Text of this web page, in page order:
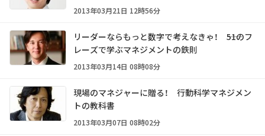
2013年03月21日 12時56分
リーダーならもっと数字で考えなきゃ！ ――51のフ
レーズで学ぶマネジメントの鉄則
2013年03月14日 08時08分
現場のマネジャーに贈る！ 行動科学マネジメン
トの教科書
2013年03月07日 08時02分